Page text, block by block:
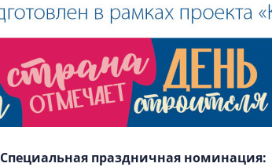
Специальная праздничная номинация: